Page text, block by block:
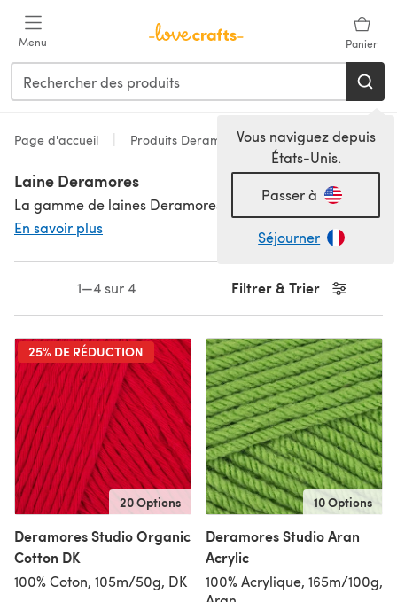
Menu Panier
Vous naviguez depuis
États-Unis.
Passer à
Séjourner
Page d'accueil Produits Deramores
Laine Deramores
En savoir plus
Filtrer & Trier
1—4 sur 4
25% DE RÉDUCTION
20 Options
Deramores Studio Organic
Cotton DK
100% Coton, 105m/50g, DK
10 Options
Deramores Studio Aran
Acrylic
100% Acrylique, 165m/100g,